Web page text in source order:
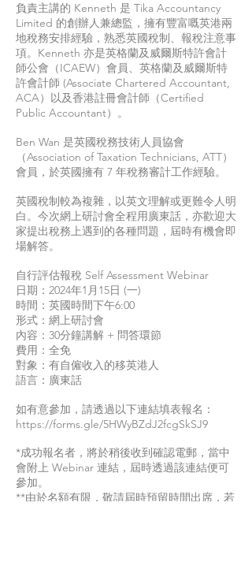
負責主講的 Kenneth 是 Tika Accountancy
Limited 的創辦人兼總監，擁有豐富嘅英港兩
地稅務安排經驗，熟悉英國稅制、報稅注意事
項。Kenneth 亦是英格蘭及威爾斯特許會計
師公會（ICAEW）會員、英格蘭及威爾斯特
許會計師 (Associate Chartered Accountant,
ACA）以及香港註冊會計師（Certified
Public Accountant）。
Ben Wan 是英國稅務技術人員協會
（Association of Taxation Technicians, ATT）
會員，於英國擁有 7 年稅務審計工作經驗。
英國稅制較為複雜，以英文理解或更難令人明
白。今次網上研討會全程用廣東話，亦歡迎大
家提出稅務上遇到的各種問題，屆時有機會即
場解答。
自行評估報稅 Self Assessment Webinar
日期：2024年1月15日 (一)
時間：英國時間下午6:00
形式：網上研討會
內容：30分鐘講解 + 問答環節
費用：全免
對象：有自僱收入的移英港人
語言：廣東話
如有意參加，請透過以下連結填表報名：
https://forms.gle/5HWyBZdJ2fcgSkSJ9
*成功報名者，將於稍後收到確認電郵，當中
會附上 Webinar 連結，屆時透過該連結便可
參加。
**由於名額有限，敬請屆時預留時間出席，若